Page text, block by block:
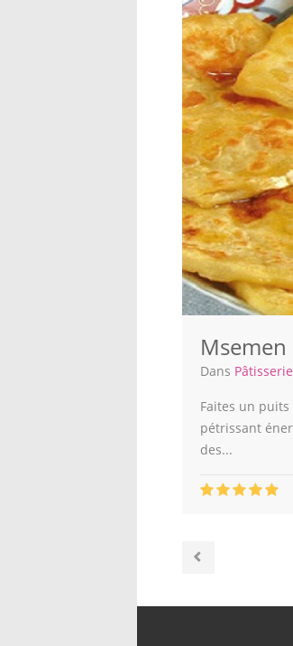
Msemen
Dans
Faites un
pétrissant
des...